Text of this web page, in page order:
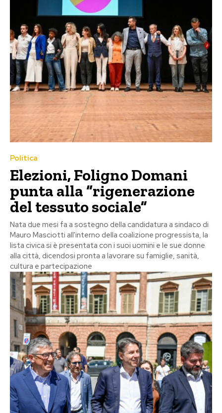
Politica
Elezioni, Foligno Domani
punta alla “rigenerazione
del tessuto sociale”
Nata due mesi fa a sostegno della candidatura a sindaco di
Mauro Masciotti all'interno della coalizione progressista, la
lista civica si è presentata con i suoi uomini e le sue donne
alla città, dicendosi pronta a lavorare su famiglie, sanità,
cultura e partecipazione